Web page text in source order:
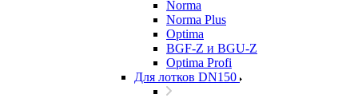
Norma
Norma Plus
Optima
BGF-Z и BGU-Z
Optima Profi
Для лотков DN150